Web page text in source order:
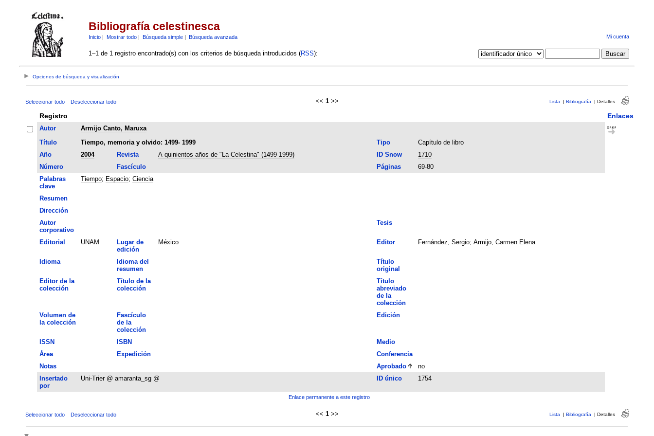
Bibliografía celestinesca
Inicio| Mostrar todo| Búsqueda simple| Búsqueda avanzada Mi cuenta
1–1 de 1 registro encontrado(s) con los criterios de búsqueda introducidos (RSS):
Opciones de búsqueda y visualización
Seleccionar todo Deseleccionar todo << 1 >> Lista | Bibliografía | Detalles
Registro Enlaces
Autor
Armijo Canto, Maruxa
Título
Tiempo, memoria y olvido: 1499- 1999 Tipo
Capítulo de libro
Año
2004 Revista A quinientos años de "La Celestina" (1499-1999) ID Snow
1710
Número
Fascículo Páginas
69-80
Palabras
clave
Tiempo; Espacio; Ciencia
Resumen
Dirección
Autor
corporativo
Tesis
Editorial UNAM
Lugar de
edición
México Editor Fernández, Sergio; Armijo, Carmen Elena
Idioma
Idioma del
resumen
Título
original
Editor de la
colección
Título de la
colección
Título
abreviado
de la
colección
Volumen de
la colección
Fascículo
de la
colección
Edición
ISSN ISBN
Medio
Área
Expedición
Conferencia
Notas
Aprobado
no
Insertado
por
Uni-Trier @ amaranta_sg @ ID único 1754
Enlace permanente a este registro
Seleccionar todo Deseleccionar todo << 1 >> Lista | Bibliografía | Detalles